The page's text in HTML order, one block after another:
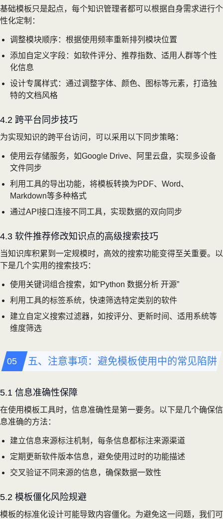
基础模板只是起点，每个知识管理者都可以根据自身需求进行个
性化定制：
调整模块顺序：根据使用频率重新排列模块位置
添加自定义字段：如软件评分、推荐指数、适用人群等个性
化信息
设计专属样式：通过调整字体、颜色、图标等元素，打造独
特的文档风格
4.2 跨平台同步技巧
为实现知识的跨平台访问，可以采用以下同步策略：
使用云存储服务，如Google Drive、阿里云盘，实现多设备
文件同步
利用工具的导出功能，将模板转换为PDF、Word、
Markdown等多种格式
通过API接口连接不同工具，实现数据的双向同步
4.3 软件推荐修改知识点的高级搜索技巧
当知识库积累到一定规模时，高效的搜索功能变得至关重要。以
下是几个实用的搜索技巧：
使用关键词组合搜索，如“Python 数据分析 开源”
利用工具的标签系统，快速筛选特定类别的软件
建立自定义搜索过滤器，如按评分、更新时间、适用系统等
维度筛选
五、注意事项：避免模板使用中的常见陷阱
5.1 信息准确性保障
在使用模板工具时，信息准确性是第一要务。以下是几个确保信
息准确的方法：
建立信息来源标注机制，每条信息都标注来源渠道
定期更新软件版本信息，避免使用过时的功能描述
交叉验证不同来源的信息，确保数据一致性
5.2 模板僵化风险规避
模板的标准化设计可能导致内容僵化。为避免这一问题，我们可